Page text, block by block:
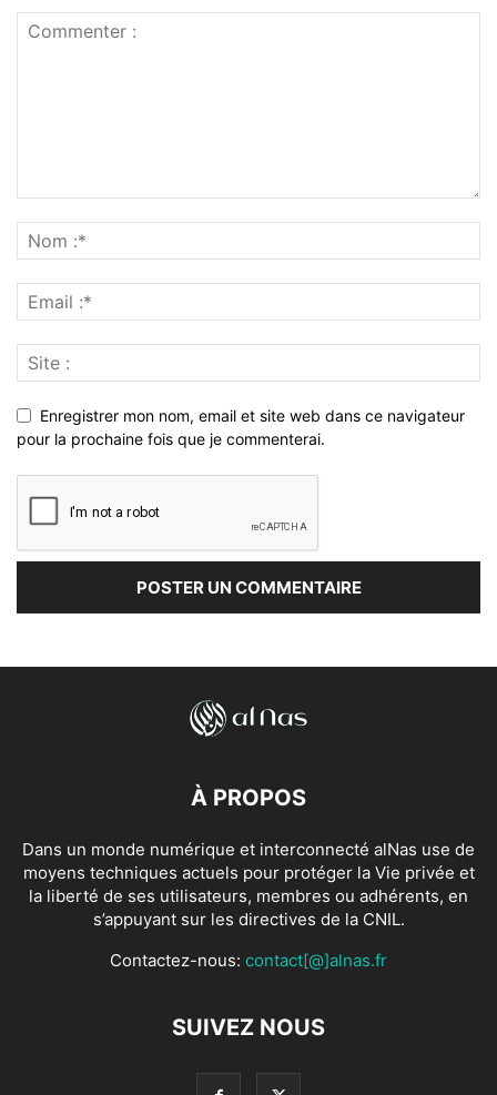
Enregistrer mon nom, email et site web dans ce navigateur
pour la prochaine fois que je commenterai.
À PROPOS
Dans un monde numérique et interconnecté alNas use de
moyens techniques actuels pour protéger la Vie privée et
la liberté de ses utilisateurs, membres ou adhérents, en
s’appuyant sur les directives de la CNIL.
Contactez-nous: contact[@]alnas.fr
SUIVEZ NOUS